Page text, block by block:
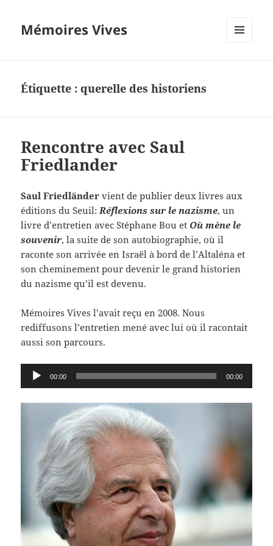
Mémoires Vives
Étiquette :querelle des historiens
Rencontre avec Saul
Friedlander
Saul Friedländer vient de publier deux livres aux
éditions du Seuil:Réflexions sur le nazisme, un
livre d’entretien avec Stéphane Bou et Où mène le
souvenir, la suite de son autobiographie, où il
raconte son arrivée en Israël à bord de l’Altaléna et
son cheminement pour devenir le grand historien
du nazisme qu’il est devenu.
Mémoires Vives l’avait reçu en 2008. Nous
rediffusons l’entretien mené avec lui où il racontait
aussi son parcours.
Lecteur
audio
00:00 00:00